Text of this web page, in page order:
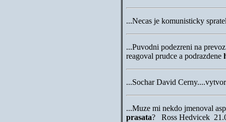
...Necas je komunisticky
...Puvodni podezreni na
reagoval prudce a podrazdene
...Sochar David
...Muze mi nekdo jmenoval
prasata? Ross Hedvicek